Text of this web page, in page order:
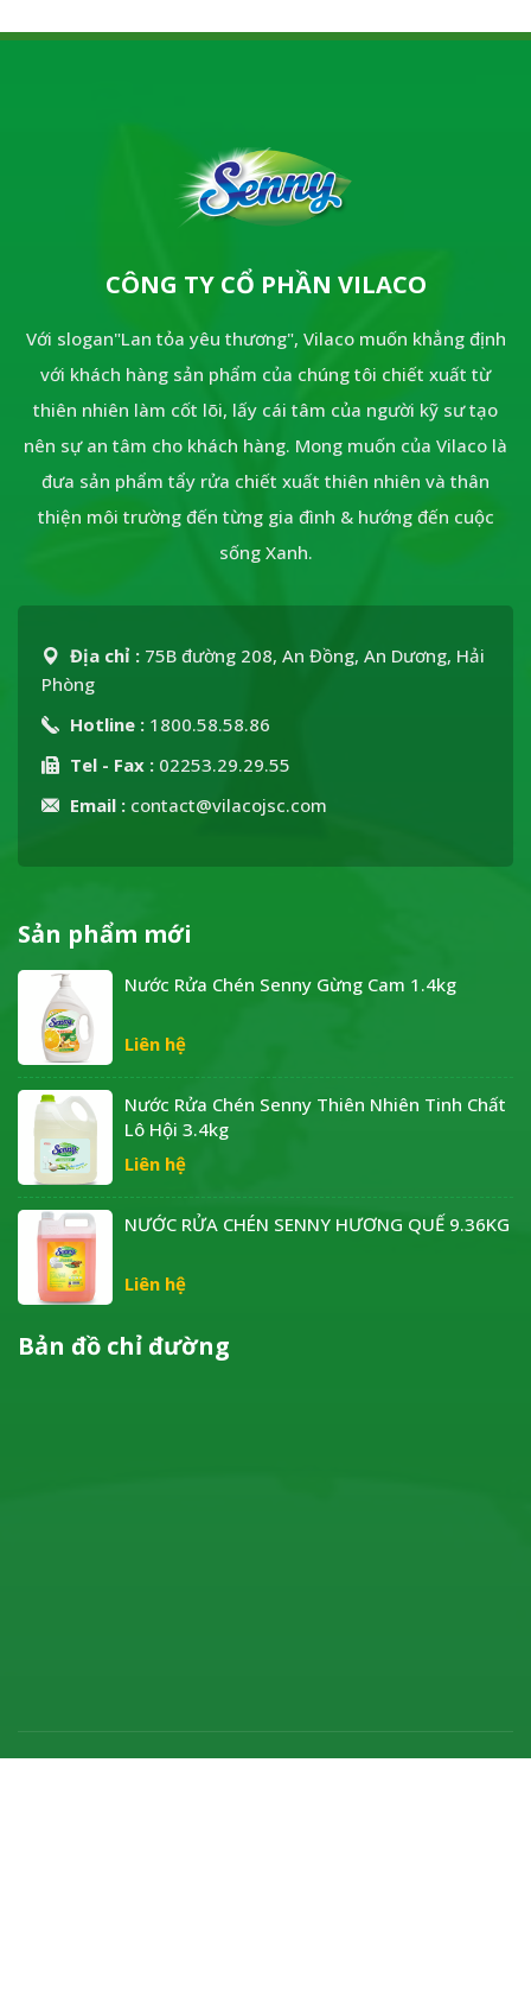
CÔNG TY CỔ PHẦN VILACO
Với slogan"Lan tỏa yêu thương", Vilaco muốn khẳng định
với khách hàng sản phẩm của chúng tôi chiết xuất từ
thiên nhiên làm cốt lõi, lấy cái tâm của người kỹ sư tạo
nên sự an tâm cho khách hàng. Mong muốn của Vilaco là
đưa sản phẩm tẩy rửa chiết xuất thiên nhiên và thân
thiện môi trường đến từng gia đình & hướng đến cuộc
sống Xanh.
Địa chỉ : 75B đường 208, An Đồng, An Dương, Hải
Phòng
Hotline : 1800.58.58.86
Tel - Fax : 02253.29.29.55
Email : contact@vilacojsc.com
Sản phẩm mới
Nước Rửa Chén Senny Gừng Cam 1.4kg
Liên hệ
Nước Rửa Chén Senny Thiên Nhiên Tinh Chất
Lô Hội 3.4kg
Liên hệ
NƯỚC RỬA CHÉN SENNY HƯƠNG QUẾ 9.36KG
Liên hệ
Bản đồ chỉ đường